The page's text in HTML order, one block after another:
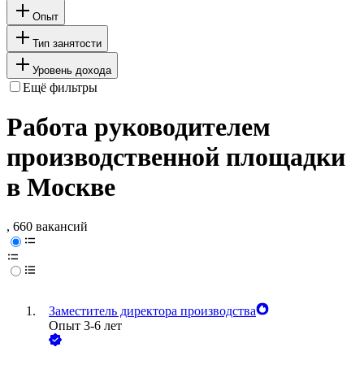
Опыт
Тип занятости
Уровень дохода
Ещё фильтры
Работа руководителем
производственной площадки
в Москве
, 660 вакансий
Заместитель директора производства
Опыт 3-6 лет